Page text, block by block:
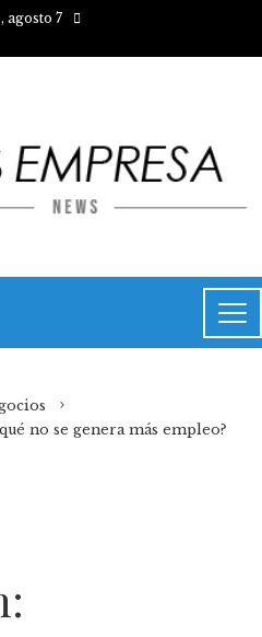
agosto 7
no se genera más empleo?